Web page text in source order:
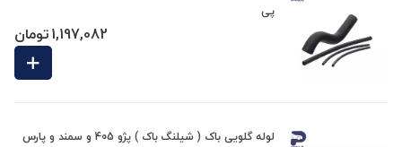
پی
1,197,082تومان
لوله گلویی باک ( شیلنگ باک ) پژو 405 و سمند و پارس